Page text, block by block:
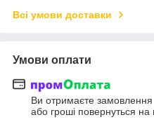
Всі умови доставки
Умови оплати
Ви отримаєте замовлення
або гроші повернуться на